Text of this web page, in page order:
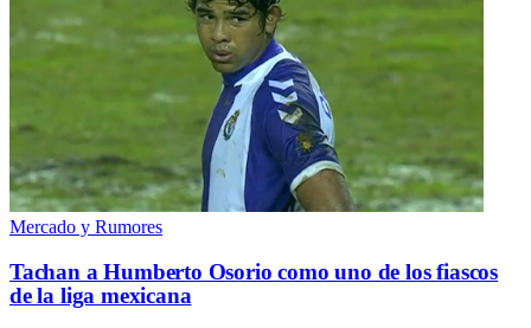
Mercado y Rumores
Tachan a Humberto Osorio como uno de los fiascos
de la liga mexicana